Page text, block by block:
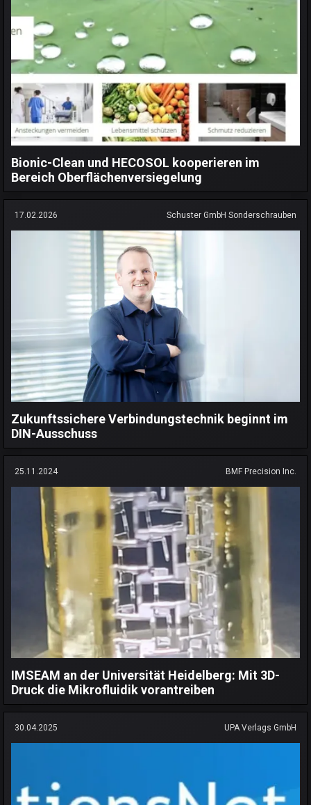
Bionic-Clean und HECOSOL kooperieren im
Bereich Oberflächenversiegelung
17.02.2026 Schuster GmbH Sonderschrauben
Zukunftssichere Verbindungstechnik beginnt im
DIN-Ausschuss
25.11.2024 BMF Precision Inc.
IMSEAM an der Universität Heidelberg: Mit 3D-
Druck die Mikrofluidik vorantreiben
30.04.2025 UPA Verlags GmbH